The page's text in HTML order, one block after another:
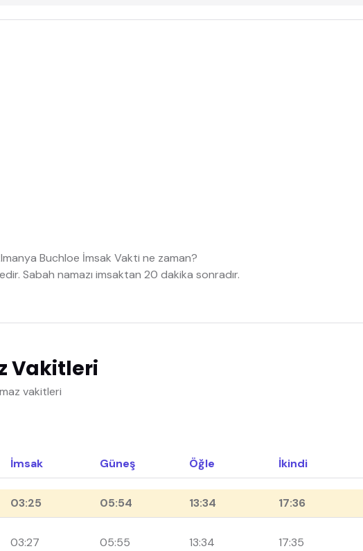
Buchloe İmsak Vakti ne zaman?
Sabah namazı imsaktan 20 dakika sonradır.
Vakitleri
vakitleri
İmsak Güneş Öğle İkindi
03:25 05:54 13:34 17:36
03:27 05:55 13:34 17:35